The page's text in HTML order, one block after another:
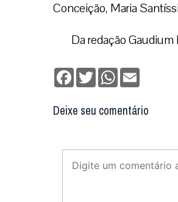
Não enviaremos nenhum e-
Notícias